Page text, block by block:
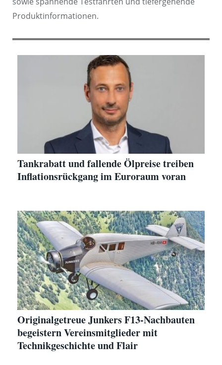
Produktinformationen.
Tankrabatt und fallende Ölpreise treiben
Inflationsrückgang im Euroraum voran
Originalgetreue Junkers F13-Nachbauten
begeistern Vereinsmitglieder mit
Technikgeschichte und Flair